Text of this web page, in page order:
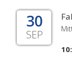
30
SEP